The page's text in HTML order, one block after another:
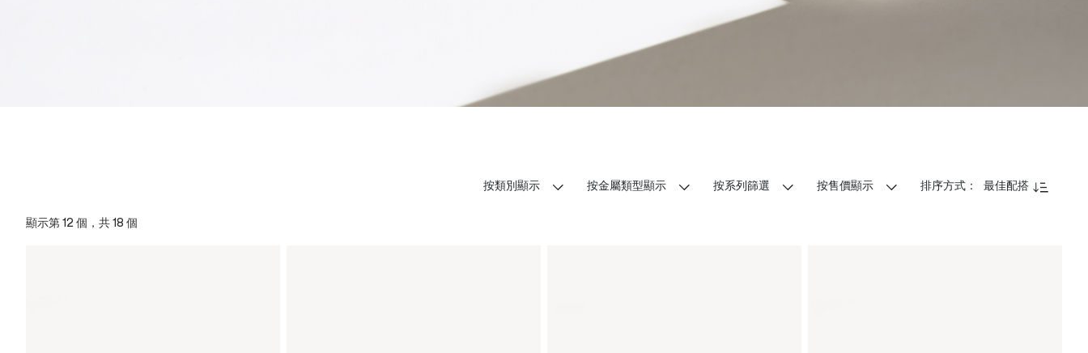
按類別顯示 按金屬類型顯示 按系列篩選 按售價顯示 排序方式： 最佳配搭
顯示第 12 個，共 18 個